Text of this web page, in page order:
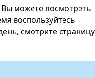
Вы можете посмотреть
воспользуйтесь
смотрите страницу